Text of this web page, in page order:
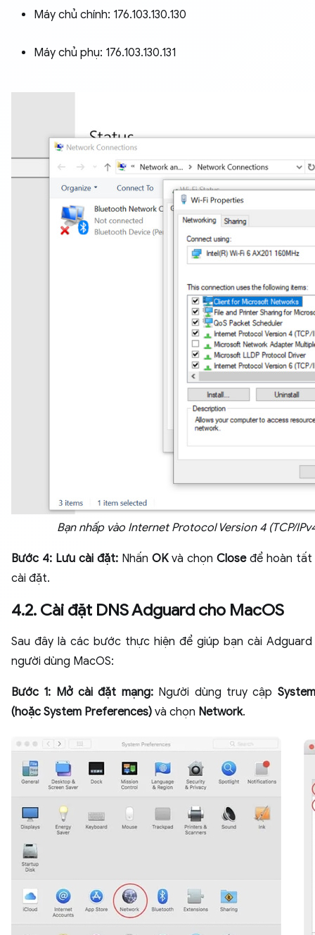
Máy chủ chính: 176.103.130.130
Máy chủ phụ: 176.103.130.131
Bạn nhấp vào Internet Protocol Version 4 (TCP/
Bước 4: Lưu cài đặt: Nhấn OK và chọn Close để hoàn tất
cài đặt.
4.2. Cài đặt DNS Adguard cho MacOS
Sau đây là các bước thực hiện để giúp bạn cài Adguard
người dùng MacOS:
Bước 1: Mở cài đặt mạng:Người dùng truy cập
(hoặc System Preferences) và chọn Network.